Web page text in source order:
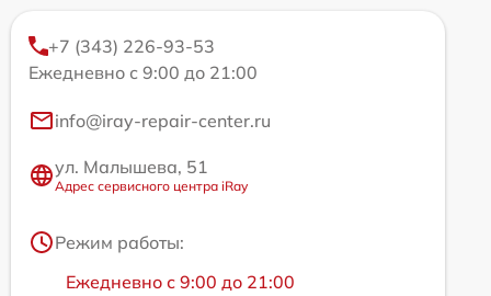
+7 (343) 226-93-53
Ежедневно с 9:00 до 21:00
info@iray-repair-center.ru
ул. Малышева, 51
Адрес сервисного центра iRay
Режим работы:
Ежедневно с 9:00 до 21:00